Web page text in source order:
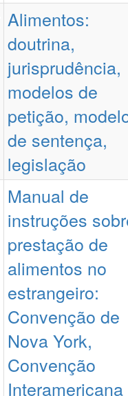
Alimentos:
doutrina,
jurisprudência,
modelos de
petição,
de sentença,
legislação
Manual de
instruções
prestação de
alimentos no
estrangeiro:
Convenção de
Nova York,
Convenção
Interamericana